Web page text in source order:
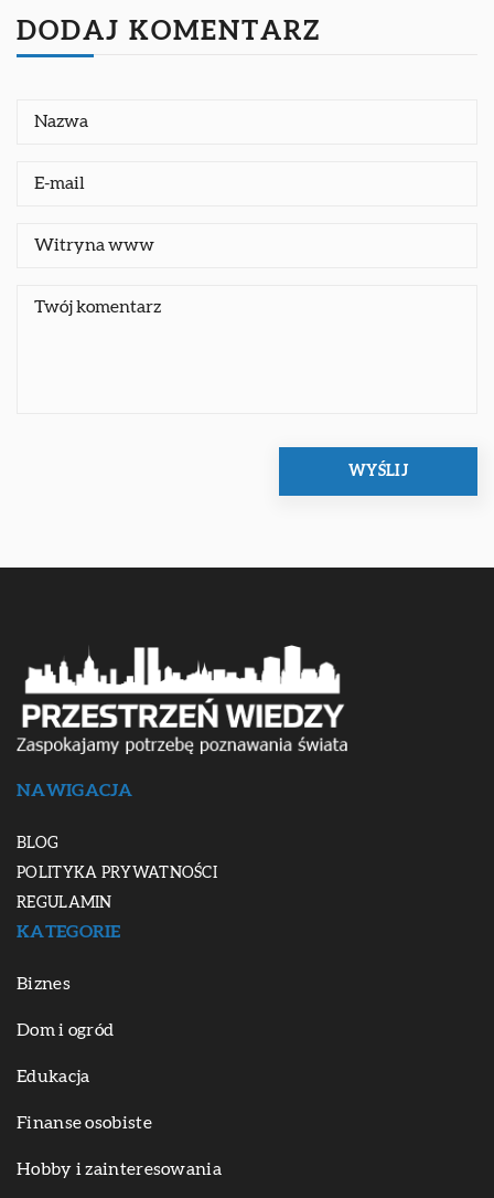
DODAJ KOMENTARZ
NAWIGACJA
BLOG
POLITYKA PRYWATNOŚCI
REGULAMIN
KATEGORIE
Biznes
Dom i ogród
Edukacja
Finanse osobiste
Hobby i zainteresowania